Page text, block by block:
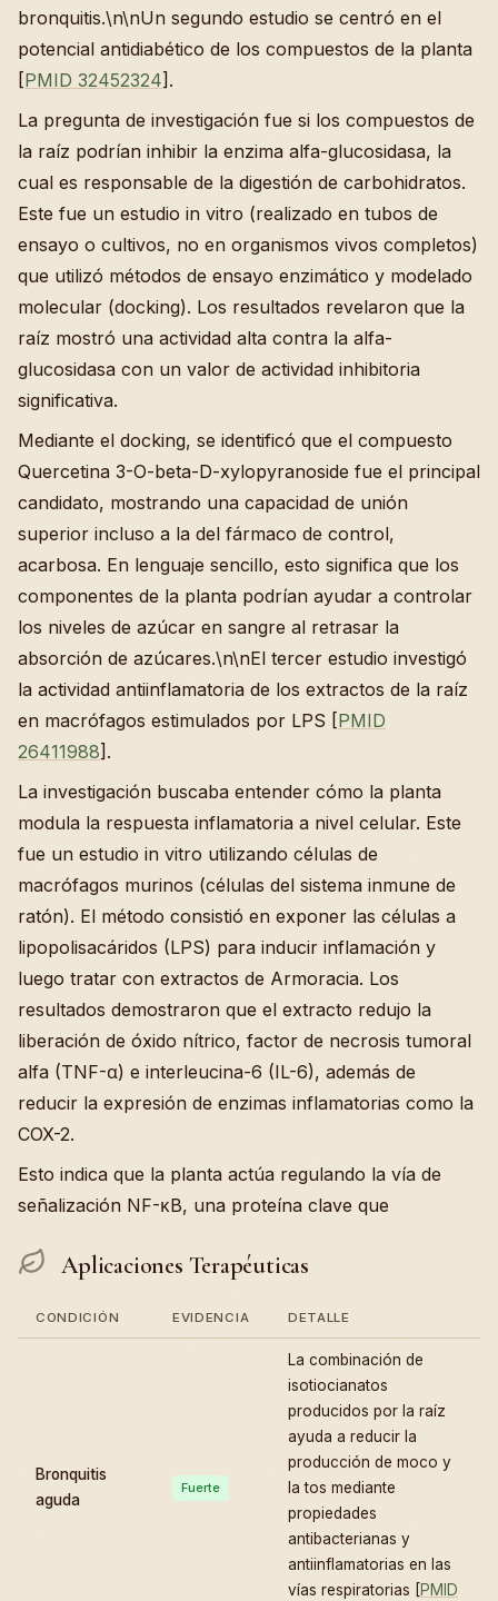
bronquitis.\n\nUn segundo estudio se centró en el
potencial antidiabético de los compuestos de la planta
[PMID 32452324].
La pregunta de investigación fue si los compuestos de
la raíz podrían inhibir la enzima alfa-glucosidasa, la
cual es responsable de la digestión de carbohidratos.
Este fue un estudio in vitro (realizado en tubos de
ensayo o cultivos, no en organismos vivos completos)
que utilizó métodos de ensayo enzimático y modelado
molecular (docking). Los resultados revelaron que la
raíz mostró una actividad alta contra la alfa-
glucosidasa con un valor de actividad inhibitoria
significativa.
Mediante el docking, se identificó que el compuesto
Quercetina 3-O-beta-D-xylopyranoside fue el principal
candidato, mostrando una capacidad de unión
superior incluso a la del fármaco de control,
acarbosa. En lenguaje sencillo, esto significa que los
componentes de la planta podrían ayudar a controlar
los niveles de azúcar en sangre al retrasar la
absorción de azúcares.\n\nEl tercer estudio investigó
la actividad antiinflamatoria de los extractos de la raíz
en macrófagos estimulados por LPS [PMID
26411988].
La investigación buscaba entender cómo la planta
modula la respuesta inflamatoria a nivel celular. Este
fue un estudio in vitro utilizando células de
macrófagos murinos (células del sistema inmune de
ratón). El método consistió en exponer las células a
lipopolisacáridos (LPS) para inducir inflamación y
luego tratar con extractos de Armoracia. Los
resultados demostraron que el extracto redujo la
liberación de óxido nítrico, factor de necrosis tumoral
alfa (TNF-α) e interleucina-6 (IL-6), además de
reducir la expresión de enzimas inflamatorias como la
COX-2.
Esto indica que la planta actúa regulando la vía de
señalización NF-κB, una proteína clave que
Aplicaciones Terapéuticas
CONDICIÓN EVIDENCIA DETALLE
Bronquitis
aguda
Fuerte
La combinación de
isotiocianatos
producidos por la raíz
ayuda a reducir la
producción de moco y
la tos mediante
propiedades
antibacterianas y
antiinflamatorias en las
vías respiratorias [PMID